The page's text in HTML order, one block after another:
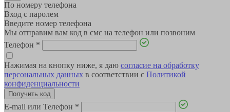
По номеру телефона
Вход с паролем
Введите номер телефона
Мы отправим вам код в смс на телефон или позвоним
Телефон *
Нажимая на кнопку ниже, я даю согласие на обработку
персональных данных в соответствии с Политикой
конфиденциальности
E-mail или Телефон *